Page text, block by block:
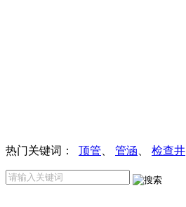
热门关键词： 顶管 管涵 检查井